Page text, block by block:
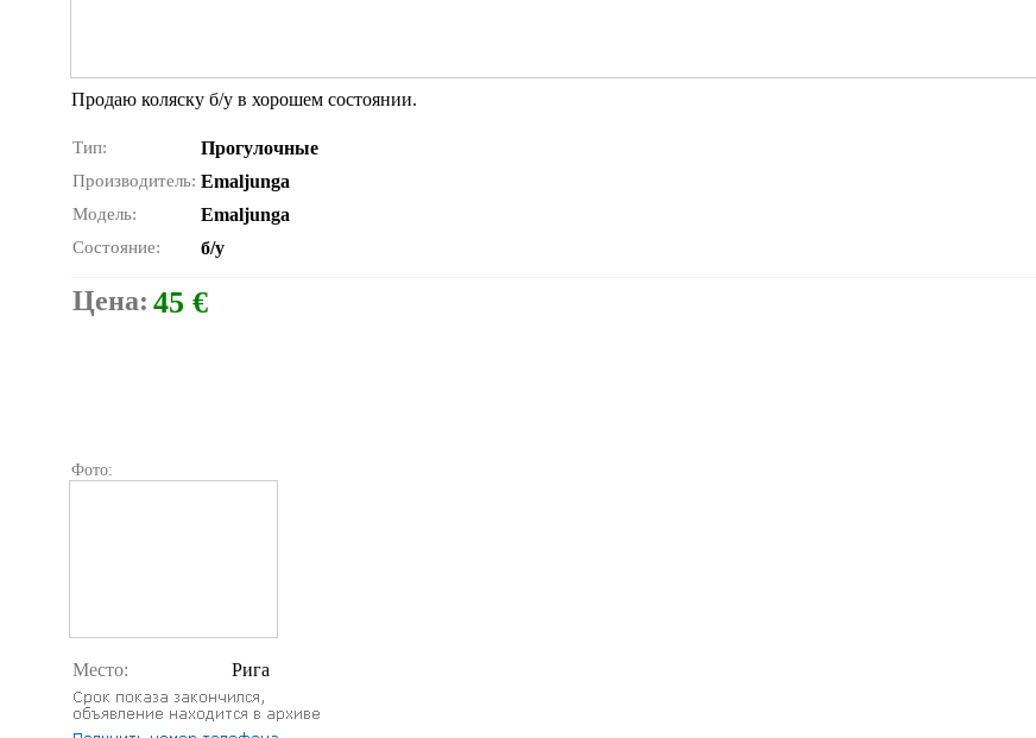
Продаю коляску б/у в хорошем состоянии.
Тип: Прогулочные
Производитель: Emaljunga
Модель: Emaljunga
Состояние: б/у
Цена: 45 €
Фото:
Место: Рига